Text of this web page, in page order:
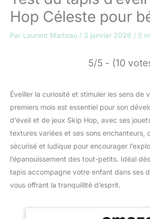
Hop Céleste pour
Par Laurent Marteau / 3 janvier 2026 / 5
5/5 - (10
Éveiller la curiosité et stimuler les sens de
premiers mois est essentiel pour son
d’éveil et de jeux Skip Hop, avec ses
textures variées et ses sons enchanteurs,
sécurisé et ludique pour encourager
l’épanouissement des tout-petits. Idéal
tapis accompagne votre enfant dans ses
vous offrant la tranquillité d’esprit.